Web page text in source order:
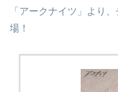
「アークナイツ」より
場！